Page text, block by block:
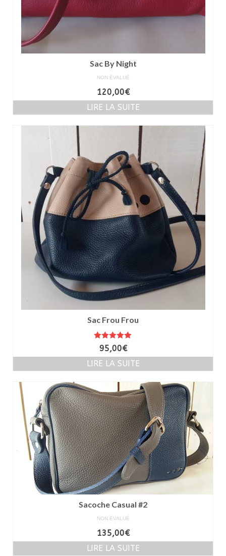
Sac By Night
NON ÉVALUÉ
120,00€
LIRE LA SUITE
Sac Frou Frou
Note5.00
sur 5
95,00€
LIRE LA SUITE
Sacoche Casual #2
NON ÉVALUÉ
135,00€
LIRE LA SUITE